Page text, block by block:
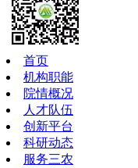
首页
机构职能
院情概况
人才队伍
创新平台
科研动态
服务三农